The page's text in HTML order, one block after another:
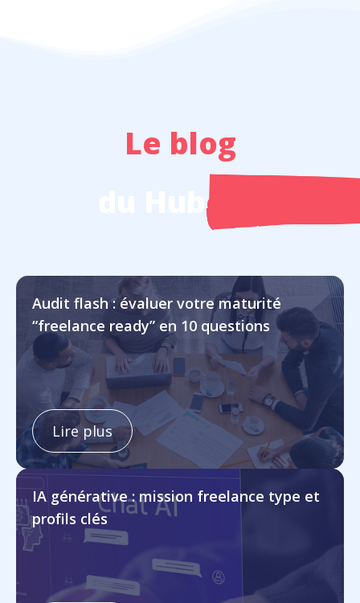
Le blog
Audit flash : évaluer votre maturité
“freelance ready” en 10 questions
Lire plus
IA générative : mission freelance type et
profils clés